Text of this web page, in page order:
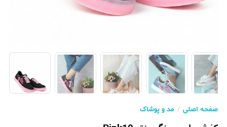
صفحه اصلی مد و پوشاک